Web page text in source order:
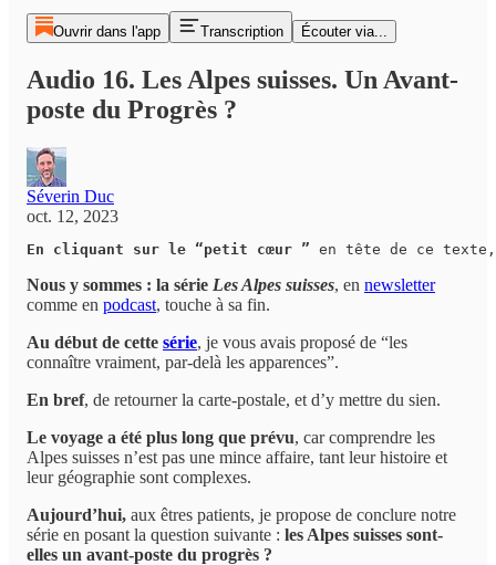
Ouvrir dans l'app Transcription Écouter via...
Audio 16. Les Alpes suisses. Un Avant-
poste du Progrès ?
Séverin Duc
oct. 12, 2023
En cliquant sur le “petit cœur ” en tête de ce texte,
Nous y sommes : la série Les Alpes suisses, en newsletter
comme en podcast, touche à sa fin.
Au début de cette série, je vous avais proposé de “les
connaître vraiment, par-delà les apparences”.
En bref, de retourner la carte-postale, et d’y mettre du sien.
Le voyage a été plus long que prévu, car comprendre les
Alpes suisses n’est pas une mince affaire, tant leur histoire et
leur géographie sont complexes.
Aujourd’hui, aux êtres patients, je propose de conclure notre
série en posant la question suivante : les Alpes suisses sont-
elles un avant-poste du progrès ?